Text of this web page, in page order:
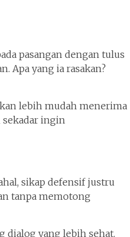
pasangan dengan tulus
Apa yang ia rasakan?
lebih mudah menerima
sekadar ingin
sikap defensif justru
tanpa memotong
dialog yang lebih sehat.